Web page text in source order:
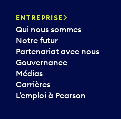
ENTREPRISE
Qui nous sommes
Notre futur
Partenariat avec nous
Gouvernance
Médias
Carrières
L’emploi à Pearson